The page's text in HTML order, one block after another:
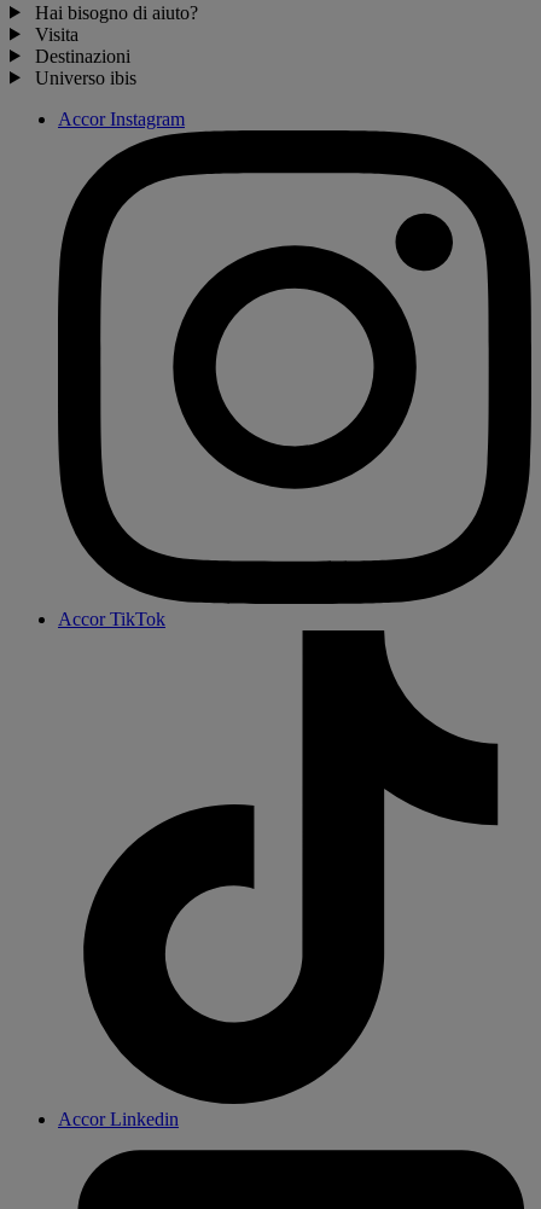
Hai bisogno di aiuto?
Visita
Destinazioni
Universo ibis
Accor Instagram
Accor TikTok
Accor Linkedin